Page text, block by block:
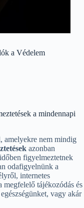
a Védelem
a mindennapi
amelyekre nem mindig
azonban
figyelmeztetnek
odafigyelnünk a
internetes
megfelelő tájékozódás és
vagy akár